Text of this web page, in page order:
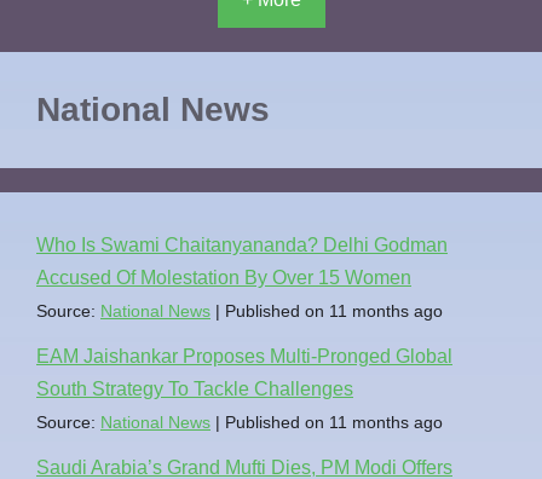
National News
Who Is Swami Chaitanyananda? Delhi Godman
Accused Of Molestation By Over 15 Women
Source: National News Published on 11 months ago
EAM Jaishankar Proposes Multi-Pronged Global
South Strategy To Tackle Challenges
Source: National News Published on 11 months ago
Saudi Arabia’s Grand Mufti Dies, PM Modi Offers